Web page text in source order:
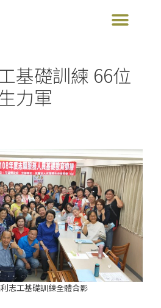
基礎訓練 66位
力軍
志工基礎訓練全體合影